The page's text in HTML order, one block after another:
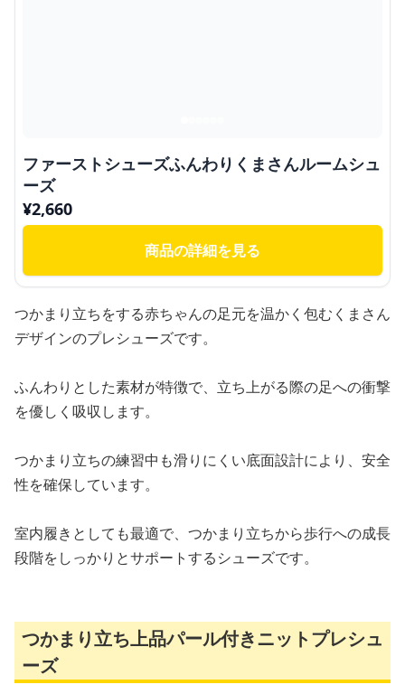
ファーストシューズふんわりくまさんルームシュ
ーズ
¥2,660
商品の詳細を見る
つかまり立ちをする赤ちゃんの足元を温かく包むくまさん
デザインのプレシューズです。
ふんわりとした素材が特徴で、立ち上がる際の足への衝撃
を優しく吸収します。
つかまり立ちの練習中も滑りにくい底面設計により、安全
性を確保しています。
室内履きとしても最適で、つかまり立ちから歩行への成長
段階をしっかりとサポートするシューズです。
つかまり立ち上品パール付きニットプレシュ
ーズ